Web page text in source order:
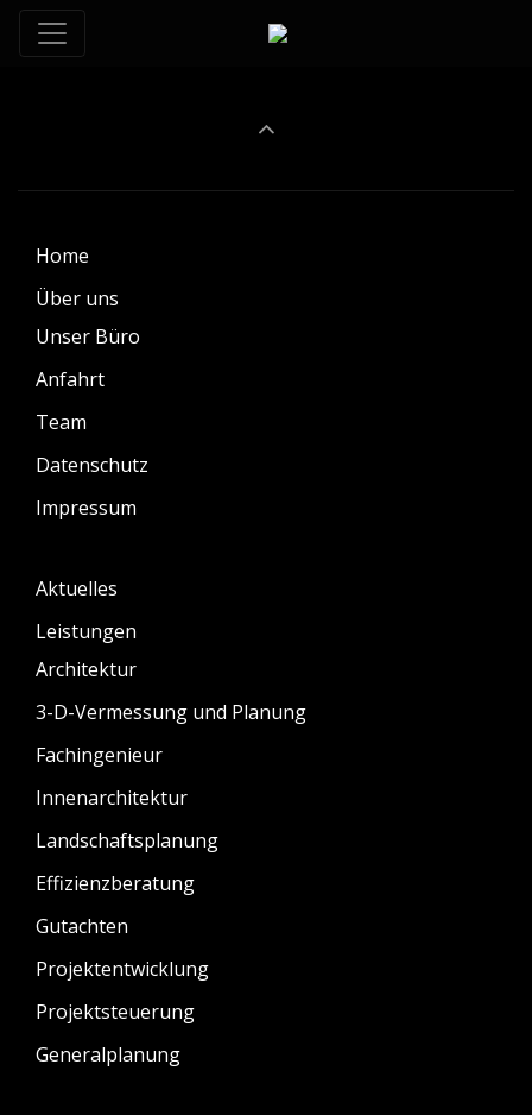
Home
Über uns
Unser Büro
Anfahrt
Team
Datenschutz
Impressum
Aktuelles
Leistungen
Architektur
3-D-Vermessung und Planung
Fachingenieur
Innenarchitektur
Landschaftsplanung
Effizienzberatung
Gutachten
Projektentwicklung
Projektsteuerung
Generalplanung